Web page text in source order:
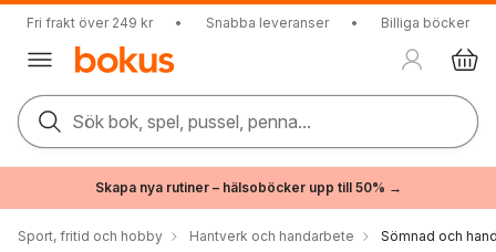
Fri frakt över 249 kr • Snabba leveranser • Billiga böcker
Sök bok, spel, pussel, penna...
Skapa nya rutiner – hälsoböcker upp till 50% →
Sport, fritid och hobby Hantverk och handarbete Sömnad och